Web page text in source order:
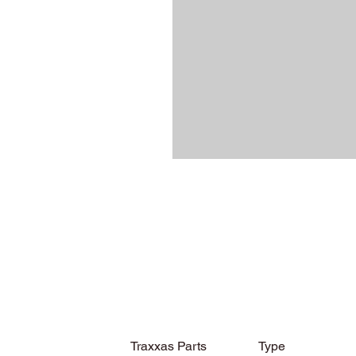
Traxxas Parts Type